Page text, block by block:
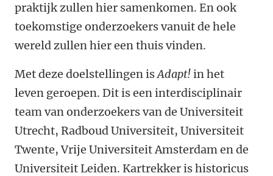
praktijk zullen hier samenkomen. En ook
toekomstige onderzoekers vanuit de hele
wereld zullen hier een thuis vinden.
Met deze doelstellingen isAdapt!in het
leven geroepen. Dit is een interdisciplinair
team van onderzoekers van de Universiteit
Utrecht, Radboud Universiteit, Universiteit
Twente, Vrije Universiteit Amsterdam en de
Universiteit Leiden. Kartrekker is historicus